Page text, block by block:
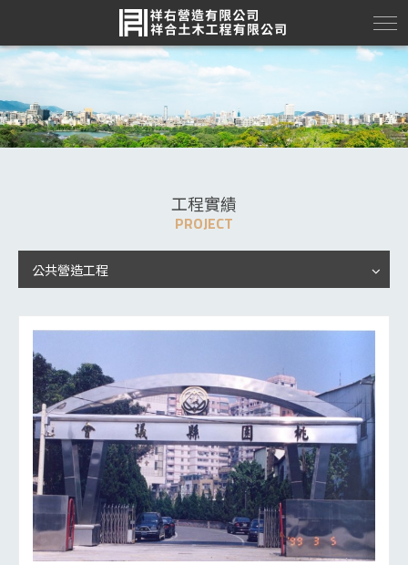
工程實績
PROJECT
公共營造工程